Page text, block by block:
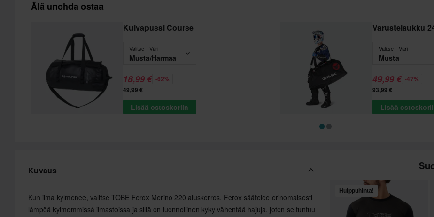
Älä unohda ostaa
Kuivapussi Course
Valitse - Väri
Musta/Harmaa
18,99 € -62%
49,99 €
Lisää ostoskoriin
Varustelaukku
Valitse - Väri
Musta
49,99 € -47%
93,99 €
Lisää
Kuvaus
Kun ilma kylmenee, valitse TOBE Ferox Merino 220 aluskerros. Ferox säätelee erinomaisesti
lämpöä kylmemmissä ilmastoissa ja sillä on luonnollinen kyky vähentää hajuja, joten se tuntuu
Huippuhinta!